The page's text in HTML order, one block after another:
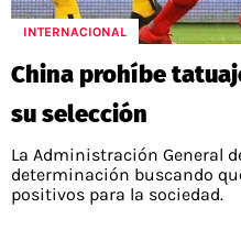
INTERNACIONAL
China prohíbe
su selección
La Administración General
determinación buscando
positivos para la sociedad.